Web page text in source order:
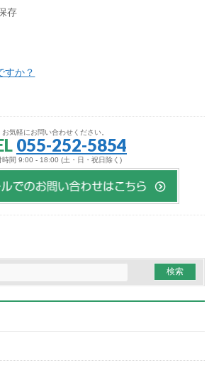
存
すか？
お気軽にお問い合わせください。
055-252-5854
時間 9:00 - 18:00 (土・日・祝日除く)